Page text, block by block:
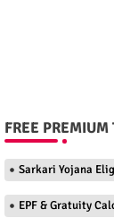
FREE PREMIUM
Sarkari Yojana
EPF & Gratuity